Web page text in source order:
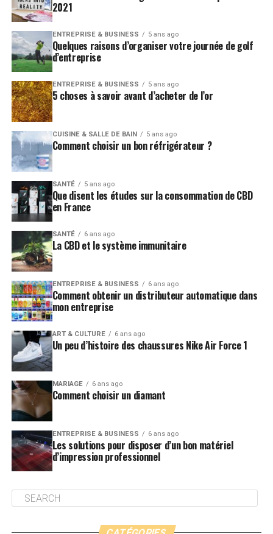
2021
ENTREPRISE & BUSINESS 5 ans ago
Quelques raisons d’organiser votre journée de golf
d’entreprise
ENTREPRISE & BUSINESS 5 ans ago
5 choses à savoir avant d’acheter de l’or
CUISINE & SALLE DE BAIN 5 ans ago
Comment choisir un bon réfrigérateur ?
SANTÉ 5 ans ago
Que disent les études sur la consommation de CBD
en France
SANTÉ 6 ans ago
La CBD et le système immunitaire
ENTREPRISE & BUSINESS 6 ans ago
Comment obtenir un distributeur automatique dans
mon entreprise
ART & CULTURE 6 ans ago
Un peu d’histoire des chaussures Nike Air Force 1
MARIAGE 6 ans ago
Comment choisir un diamant
ENTREPRISE & BUSINESS 6 ans ago
Les solutions pour disposer d’un bon matériel
d’impression professionnel